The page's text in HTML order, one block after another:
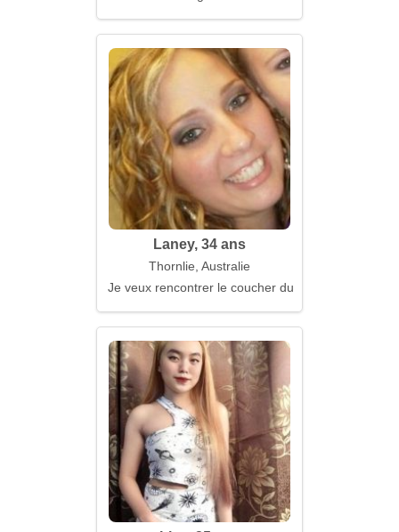
Laney, 34 ans
Thornlie, Australie
Je veux rencontrer le coucher du soleil avec toi